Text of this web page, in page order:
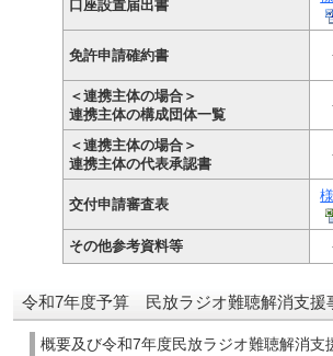
口座設置届出書
免許申請確約書
＜連携主体の場合＞
連携主体の構成団体一覧
＜連携主体の場合＞
連携主体の代表承認書
交付申請審査表
その他参考資料等
令和7年度予算 民放ラジオ難聴解消支援
概要及び令和7年度民放ラジオ難聴解消支